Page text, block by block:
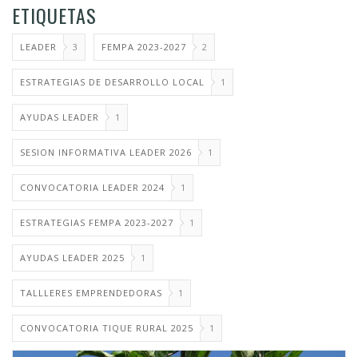
ETIQUETAS
LEADER 3 FEMPA 2023-2027 2
ESTRATEGIAS DE DESARROLLO LOCAL 1
AYUDAS LEADER 1
SESION INFORMATIVA LEADER 2026 1
CONVOCATORIA LEADER 2024 1
ESTRATEGIAS FEMPA 2023-2027 1
AYUDAS LEADER 2025 1
TALLLERES EMPRENDEDORAS 1
CONVOCATORIA TIQUE RURAL 2025 1